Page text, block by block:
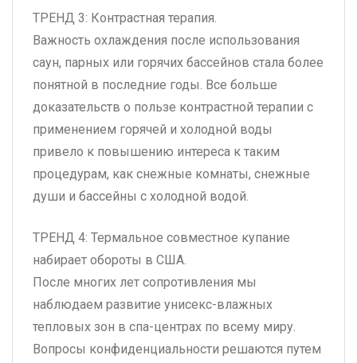
ТРЕНД 3: Контрастная терапия.
Важность охлаждения после использования
саун, парных или горячих бассейнов стала более
понятной в последние годы. Все больше
доказательств о пользе контрастной терапии с
применением горячей и холодной воды
привело к повышению интереса к таким
процедурам, как снежные комнаты, снежные
души и бассейны с холодной водой.
ТРЕНД 4: Термальное совместное купание
набирает обороты в США.
После многих лет сопротивления мы
наблюдаем развитие унисекс-влажных
тепловых зон в спа-центрах по всему миру.
Вопросы конфиденциальности решаются путем